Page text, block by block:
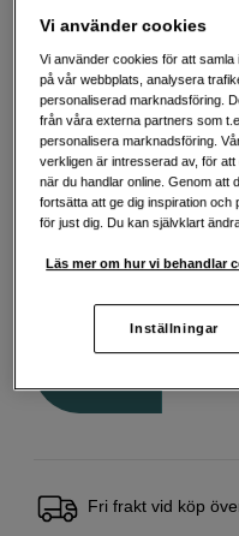
Cyan
349 SEK
Handla tryggt med
Fri frakt vid köp
Vi använder cookies
Vi använder cookies för att
på vår webbplats, analysera
personaliserad marknadsföring.
från våra externa partners som
personalisera marknadsföring.
verkligen är intresserad av, för
när du handlar online. Genom att
fortsätta att ge dig inspiration
för just dig. Du kan självklart
Läs mer om hur vi behandlar
Inställningar